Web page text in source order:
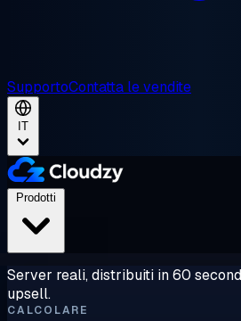
SupportoContatta le vendite
IT
Server reali, distribuiti in 60
upsell.
CALCOLARE